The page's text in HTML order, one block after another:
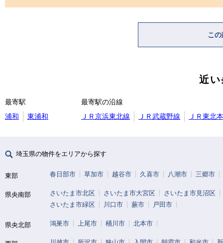
こ
近
最寄駅
浦和
東浦和
最寄駅の沿線
ＪＲ京浜東北線
ＪＲ武蔵野線 ＪＲ東北
埼玉県の物件をエリアから探す
東部 春日部市 草加市 越谷市 久喜市 八潮市 三郷市
県央南部 さいたま市北区 さいたま市大宮区
さいたま市見沼区
さいたま市緑区
川口市 蕨市 戸田市
県央北部 鴻巣市 上尾市 桶川市 北本市